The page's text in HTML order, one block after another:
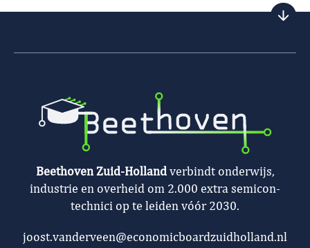
Beethoven Zuid-Holland verbindt onderwijs,
industrie en overheid om 2.000 extra semicon-
technici op te leiden vóór 2030.
joost.vanderveen@economicboardzuidholland.nl